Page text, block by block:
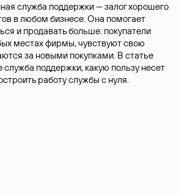
служба поддержки — залог хорошего
в любом бизнесе. Она помогает
и продавать больше: покупатели
местах фирмы, чувствуют свою
за новыми покупками. В статье
служба поддержки, какую пользу несет
работу службы с нуля.